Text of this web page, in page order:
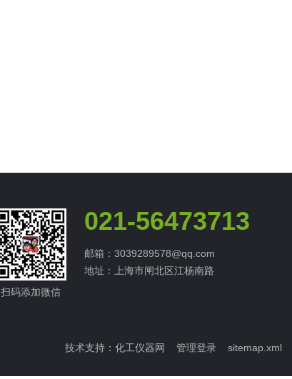
扫码添加微信
021-56473713
邮箱：3039289578@qq.com
地址：上海市闸北区江杨南路
技术支持： 化工仪器网 管理登录 sitemap.xml